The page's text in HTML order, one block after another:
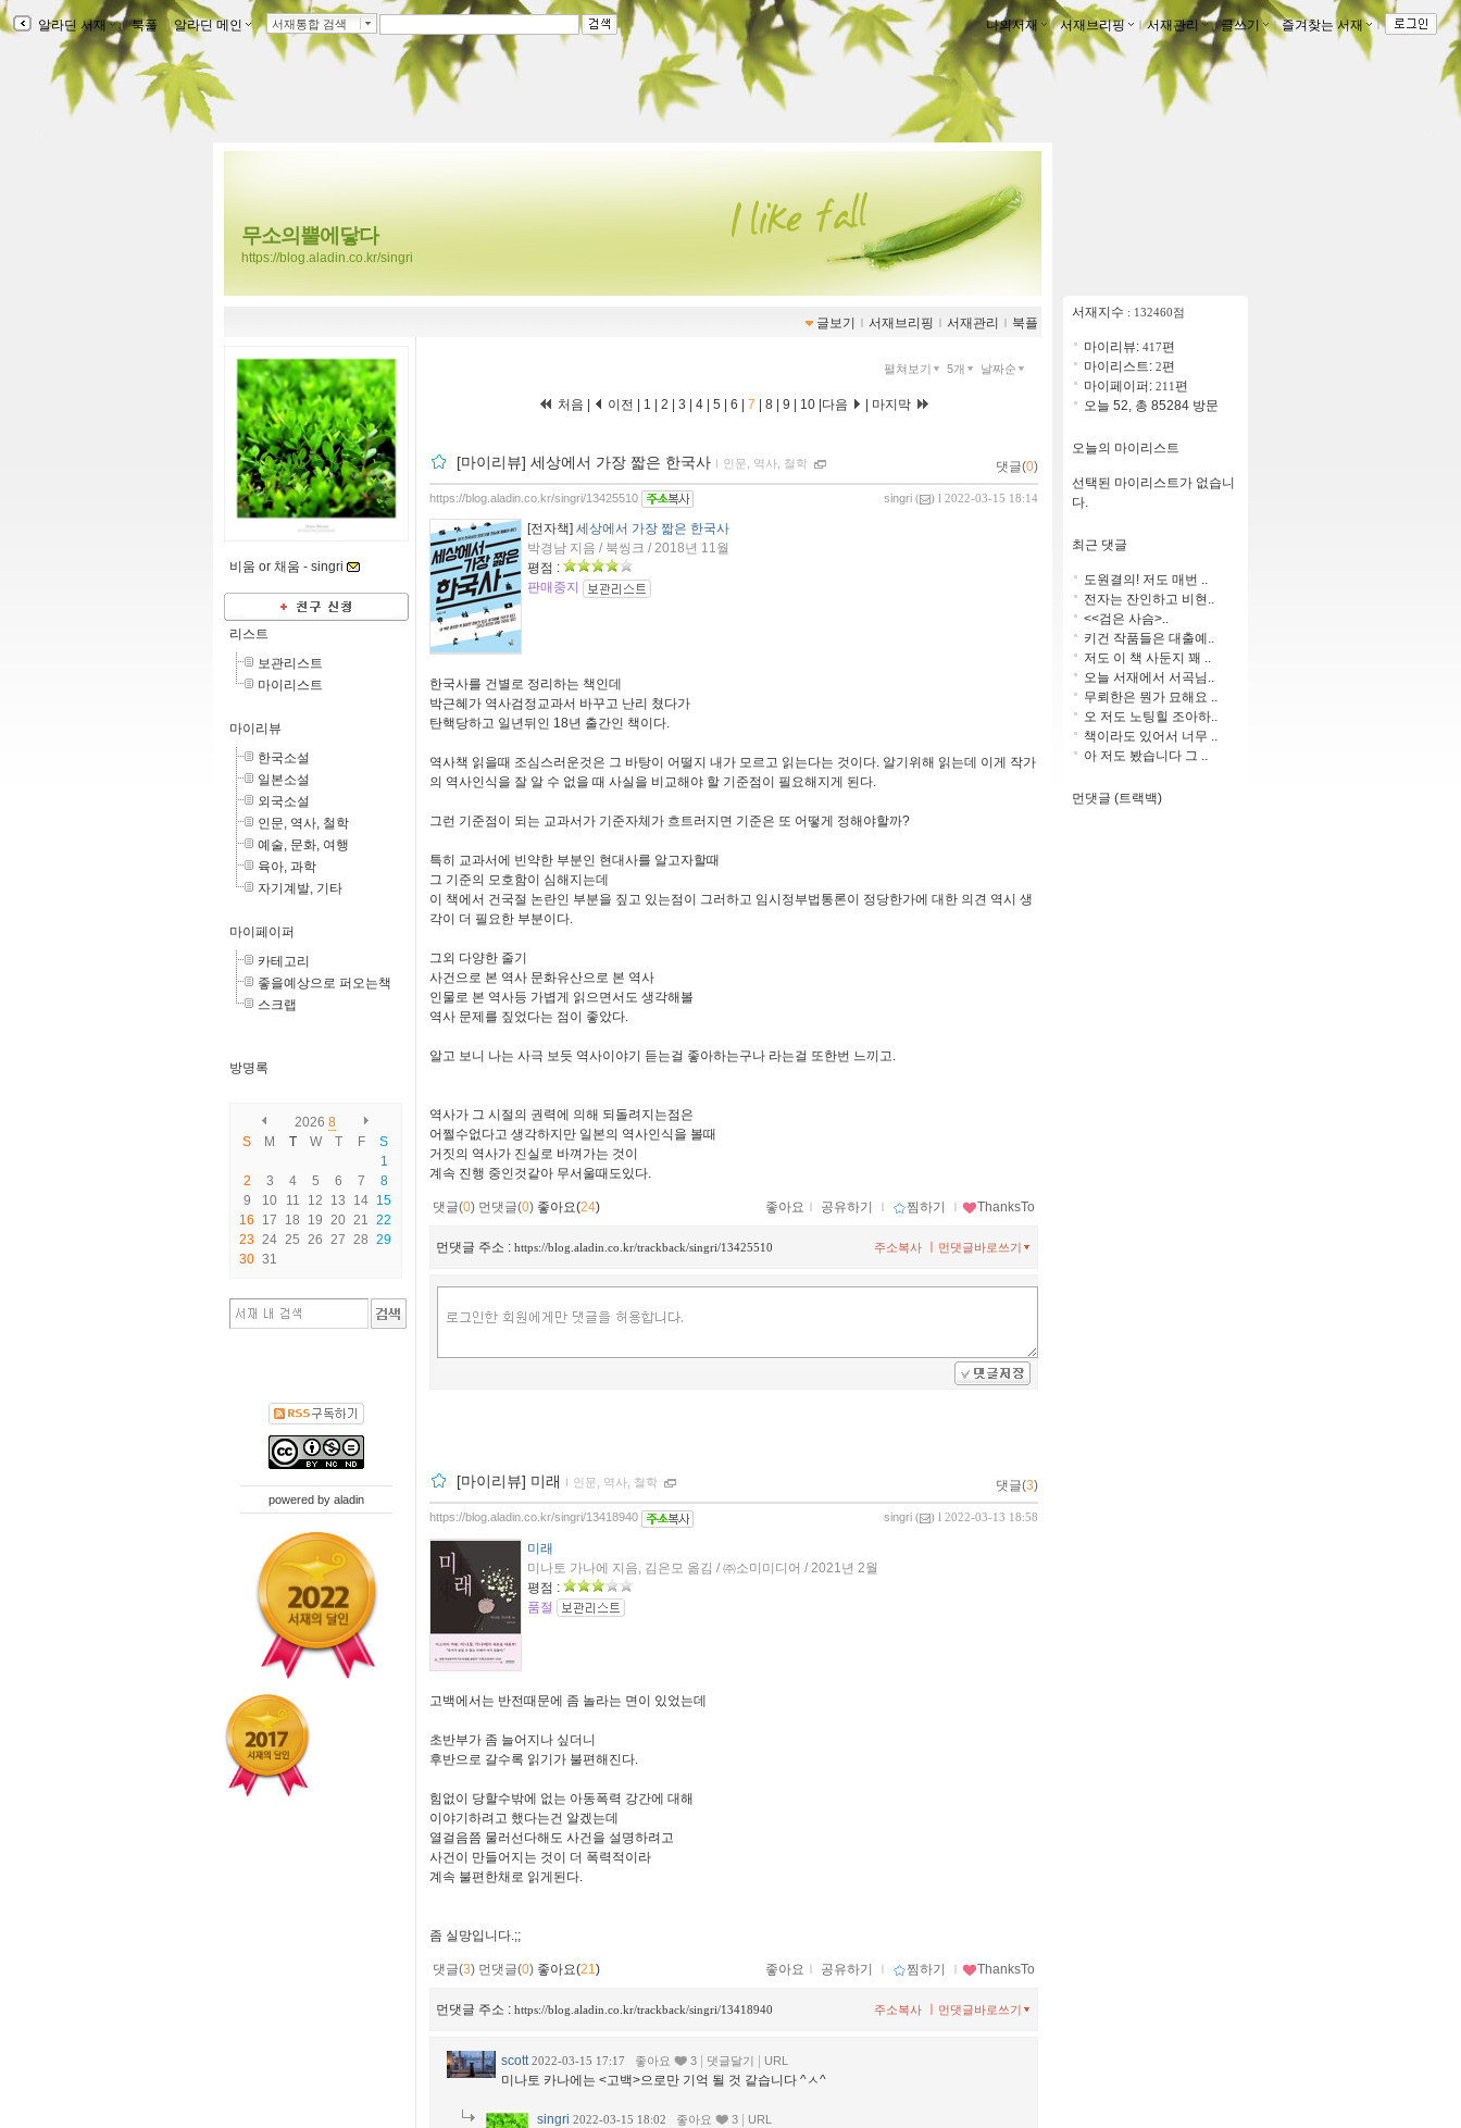
알라딘 서재 ｌ북플 ｌ알라딘 메인 ｌ 서재통합 검색 나의서재 ｌ서재브리핑 ｌ서재관리 ｌ글쓰기 ｌ즐겨찾는 서재 ｌ
무소의뿔에닿다
https://blog.aladin.co.kr/singri
글보기 ｌ 서재브리핑 ｌ 서재관리 ｌ 북플
비움 or 채움 - singri
리스트
보관리스트
마이리스트
마이리뷰
한국소설
일본소설
외국소설
인문, 역사, 철학
예술, 문화, 여행
육아, 과학
자기계발, 기타
마이페이퍼
카테고리
좋을예상으로 퍼오는책
스크랩
방명록
2026 8
S
M T W T F
S
1
2
3 4 5 6 7
8
9
10 11 12 13 14 15
16
17 18 19 20 21
22
23 24 25 26 27 28 29
30 31
powered by aladin
펼쳐보기 5개 날짜순
처음 이전 1 2 3 4 5 6 7 8 9 10 다음 마지막
[마이리뷰] 세상에서 가장 짧은 한국사 ｌ 인문, 역사, 철학 댓글(0)
singri ( ) l 2022-03-15 18:14
https://blog.aladin.co.kr/singri/13425510
[전자책] 세상에서 가장 짧은 한국사
박경남 지음 / 북씽크 / 2018년 11월
평점 :
판매중지
한국사를 건별로 정리하는 책인데
박근혜가 역사검정교과서 바꾸고 난리 쳤다가
탄핵당하고 일년뒤인 18년 출간인 책이다.
역사책 읽을때 조심스러운것은 그 바탕이 어떨지 내가 모르고 읽는다는 것이다. 알기위해 읽는데 이게 작가
의 역사인식을 잘 알 수 없을 때 사실을 비교해야 할 기준점이 필요해지게 된다.
그런 기준점이 되는 교과서가 기준자체가 흐트러지면 기준은 또 어떻게 정해야할까?
특히 교과서에 빈약한 부분인 현대사를 알고자할때
그 기준의 모호함이 심해지는데
이 책에서 건국절 논란인 부분을 짚고 있는점이 그러하고 임시정부법통론이 정당한가에 대한 의견 역시 생
각이 더 필요한 부분이다.
그외 다양한 줄기
사건으로 본 역사 문화유산으로 본 역사
인물로 본 역사등 가볍게 읽으면서도 생각해볼
역사 문제를 짚었다는 점이 좋았다.
알고 보니 나는 사극 보듯 역사이야기 듣는걸 좋아하는구나 라는걸 또한번 느끼고.
역사가 그 시절의 권력에 의해 되돌려지는점은
어쩔수없다고 생각하지만 일본의 역사인식을 볼때
거짓의 역사가 진실로 바껴가는 것이
계속 진행 중인것같아 무서울때도있다.
댓글(0) 먼댓글(0) 좋아요(24) 좋아요 ｌ 공유하기 ｌ 찜하기 ｌ ThanksTo
먼댓글 주소 : https://blog.aladin.co.kr/trackback/singri/13425510 먼댓글바로쓰기
주소복사
[마이리뷰] 미래 ｌ 인문, 역사, 철학 댓글(3)
singri ( ) l 2022-03-13 18:58
https://blog.aladin.co.kr/singri/13418940
미래
미나토 가나에 지음, 김은모 옮김 / ㈜소미미디어 / 2021년 2월
평점 :
품절
고백에서는 반전때문에 좀 놀라는 면이 있었는데
초반부가 좀 늘어지나 싶더니
후반으로 갈수록 읽기가 불편해진다.
힘없이 당할수밖에 없는 아동폭력 강간에 대해
이야기하려고 했다는건 알겠는데
열걸음쯤 물러선다해도 사건을 설명하려고
사건이 만들어지는 것이 더 폭력적이라
계속 불편한채로 읽게된다.
좀 실망입니다.;;
댓글(3) 먼댓글(0) 좋아요(21) 좋아요 ｌ 공유하기 ｌ 찜하기 ｌ ThanksTo
먼댓글 주소 : https://blog.aladin.co.kr/trackback/singri/13418940 먼댓글바로쓰기
주소복사
scott 2022-03-15 17:17 좋아요 3 댓글달기 URL
미나토 카나에는 <고백>으로만 기억 될 것 같습니다 ^ㅅ^
singri 2022-03-15 18:02 좋아요 3 URL
서재지수 : 132460점
마이리뷰: 417편
마이리스트: 2편
마이페이퍼: 211편
오늘 52, 총 85284 방문
오늘의 마이리스트
선택된 마이리스트가 없습니
다.
최근 댓글
도원결의! 저도 매번 ..
전자는 잔인하고 비현..
<<검은 사슴>..
키건 작품들은 대출예..
저도 이 책 사둔지 꽤 ..
오늘 서재에서 서곡님..
무뢰한은 뭔가 묘해요 ..
오 저도 노팅힐 조아하..
책이라도 있어서 너무 ..
아 저도 봤습니다 그 ..
먼댓글 (트랙백)